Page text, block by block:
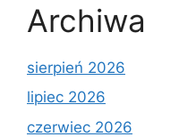
Archiwa
sierpień 2026
lipiec 2026
czerwiec 2026